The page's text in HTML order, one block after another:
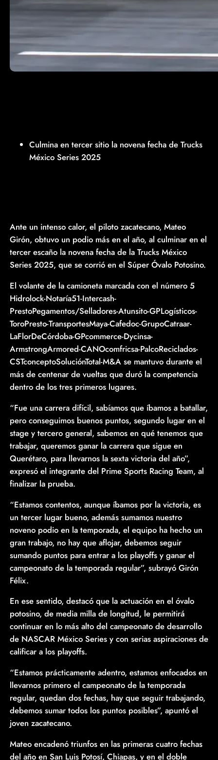
Culmina en tercer sitio la novena fecha de Trucks
México Series 2025
Ante un intenso calor, el piloto zacatecano, Mateo
Girón, obtuvo un podio más en el año, al culminar en el
tercer escaño la novena fecha de la Trucks México
Series 2025, que se corrió en el Súper Óvalo Potosino.
El volante de la camioneta marcada con el número 5
Hidrolock-Notaría51-Intercash-
PrestoPegamentos/Selladores-Atunsito-GPLogísticos-
ToroPresto-TransportesMaya-Cafedoc-GrupoCatraar-
LaFlorDeCórdoba-GPcommerce-Dycinsa-
ArmstrongArmored-CANOcomfricsa-PalcoReciclados-
CSTconceptoSoluciónTotal-M&A se mantuvo durante el
más de centenar de vueltas que duró la competencia
dentro de los tres primeros lugares.
“Fue una carrera difícil, sabíamos que íbamos a batallar,
pero conseguimos buenos puntos, segundo lugar en el
stage y tercero general, sabemos en qué tenemos que
trabajar, queremos ganar la carrera que sigue en
Querétaro, para llevarnos la sexta victoria del año”,
expresó el integrante del Prime Sports Racing Team, al
finalizar la prueba.
“Estamos contentos, aunque íbamos por la victoria, es
un tercer lugar bueno, además sumamos nuestro
noveno podio en la temporada, el equipo ha hecho un
gran trabajo, no hay que aflojar, debemos seguir
sumando puntos para entrar a los playoffs y ganar el
campeonato de la temporada regular”, subrayó Girón
Félix.
En ese sentido, destacó que la actuación en el óvalo
potosino, de media milla de longitud, le permitirá
continuar en lo más alto del campeonato de desarrollo
de NASCAR México Series y con serias aspiraciones de
calificar a los playoffs.
“Estamos prácticamente adentro, estamos enfocados en
llevarnos primero el campeonato de la temporada
regular, quedan dos fechas, hay que seguir trabajando,
debemos sumar todos los puntos posibles”, apuntó el
joven zacatecano.
Mateo encadenó triunfos en las primeras cuatro fechas
del año en San Luis Potosí, Chiapas, y en el doble